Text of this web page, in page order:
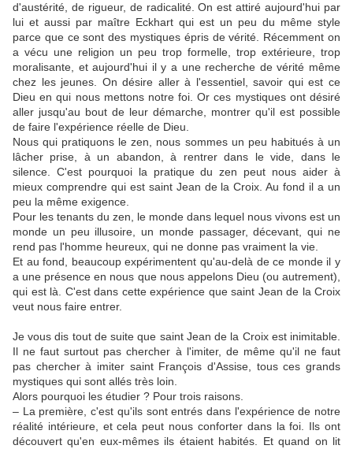
d'austérité, de rigueur, de radicalité. On est attiré aujourd'hui par
lui et aussi par maître Eckhart qui est un peu du même style
parce que ce sont des mystiques épris de vérité. Récemment on
a vécu une religion un peu trop formelle, trop extérieure, trop
moralisante, et aujourd'hui il y a une recherche de vérité même
chez les jeunes. On désire aller à l'essentiel, savoir qui est ce
Dieu en qui nous mettons notre foi. Or ces mystiques ont désiré
aller jusqu'au bout de leur démarche, montrer qu'il est possible
de faire l'expérience réelle de Dieu.
Nous qui pratiquons le zen, nous sommes un peu habitués à un
lâcher prise, à un abandon, à rentrer dans le vide, dans le
silence. C'est pourquoi la pratique du zen peut nous aider à
mieux comprendre qui est saint Jean de la Croix. Au fond il a un
peu la même exigence.
Pour les tenants du zen, le monde dans lequel nous vivons est un
monde un peu illusoire, un monde passager, décevant, qui ne
rend pas l'homme heureux, qui ne donne pas vraiment la vie.
Et au fond, beaucoup expérimentent qu'au-delà de ce monde il y
a une présence en nous que nous appelons Dieu (ou autrement),
qui est là. C'est dans cette expérience que saint Jean de la Croix
veut nous faire entrer.
Je vous dis tout de suite que saint Jean de la Croix est inimitable.
Il ne faut surtout pas chercher à l'imiter, de même qu'il ne faut
pas chercher à imiter saint François d'Assise, tous ces grands
mystiques qui sont allés très loin.
Alors pourquoi les étudier ? Pour trois raisons.
– La première, c'est qu'ils sont entrés dans l'expérience de notre
réalité intérieure, et cela peut nous conforter dans la foi. Ils ont
découvert qu'en eux-mêmes ils étaient habités. Et quand on lit